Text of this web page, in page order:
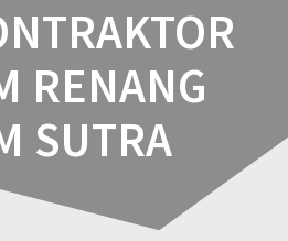
RENANG
SUTRA